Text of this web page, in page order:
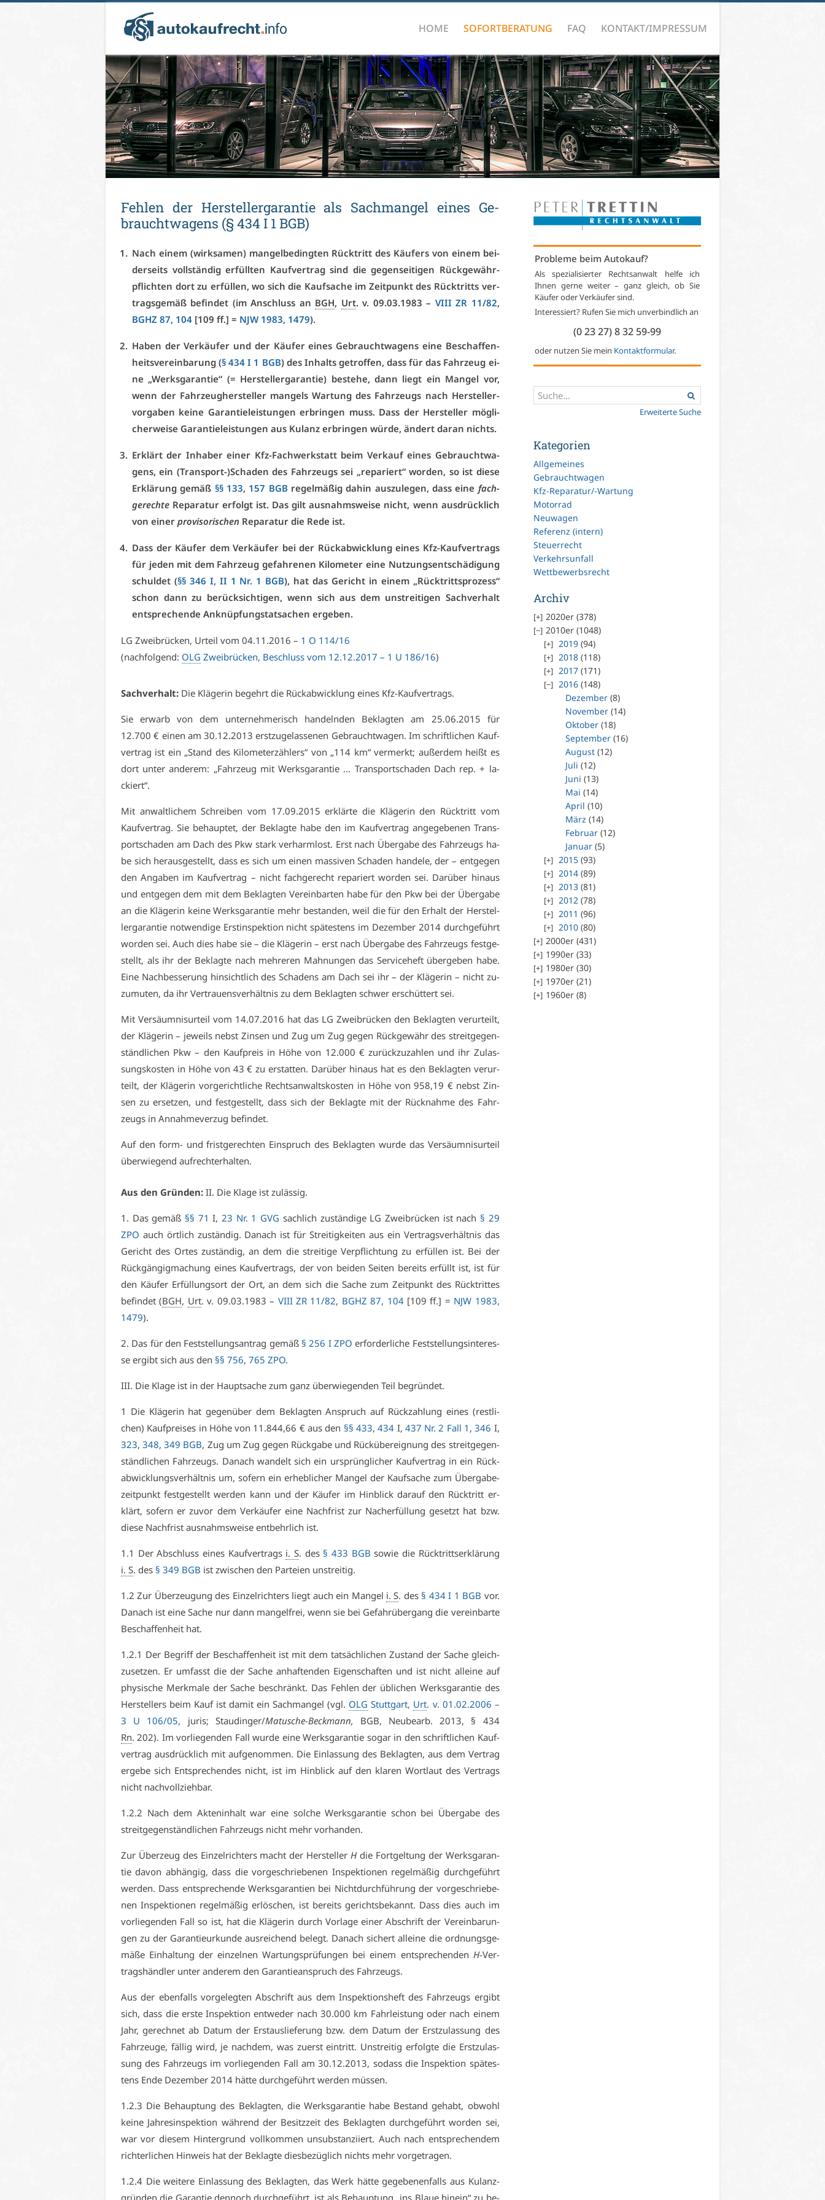
HOME SOFORTBERATUNG FAQ KONTAKT/IMPRESSUM
Feh­len der Her­stel­ler­ga­ran­tie als Sach­man­gel ei­nes Ge­
braucht­wa­gens (§ 434 I 1 BGB)
Nach ei­nem (wirk­sa­men) man­gel­be­ding­ten Rück­tritt des Käu­fers von ei­nem bei­
der­seits voll­stän­dig er­füll­ten Kauf­ver­trag sind die ge­gen­sei­ti­gen Rück­ge­währ­
pflich­ten dort zu er­fül­len, wo sich die Kauf­sa­che im Zeit­punkt des Rück­tritts ver­
trags­ge­mäß be­fin­det (im An­schluss an BGH, Urt. v. 09.03.1983 – VI­II ZR 11/82,
BGHZ 87, 104 [109 ff.] = NJW 1983, 1479).
Ha­ben der Ver­käu­fer und der Käu­fer ei­nes Ge­braucht­wa­gens ei­ne Be­schaf­fen­
heits­ver­ein­ba­rung (§ 434 I 1 BGB) des In­halts ge­trof­fen, dass für das Fahr­zeug ei­
ne „Werks­ga­ran­tie“ (= Her­stel­ler­ga­ran­tie) be­ste­he, dann liegt ein Man­gel vor,
wenn der Fahr­zeug­her­stel­ler man­gels War­tung des Fahr­zeugs nach Her­stel­ler­
vor­ga­ben kei­ne Ga­ran­tie­leis­tun­gen er­brin­gen muss. Dass der Her­stel­ler mög­li­
cher­wei­se Ga­ran­tie­leis­tun­gen aus Ku­lanz er­brin­gen wür­de, än­dert dar­an nichts.
Er­klärt der In­ha­ber ei­ner Kfz-Fach­werk­statt beim Ver­kauf ei­nes Ge­braucht­wa­
gens, ein (Trans­port-)Scha­den des Fahr­zeugs sei „re­pa­riert“ wor­den, so ist die­se
Er­klä­rung ge­mäß §§ 133, 157 BGB re­gel­mä­ßig da­hin aus­zu­le­gen, dass ei­ne fach­
ge­rech­te Re­pa­ra­tur er­folgt ist. Das gilt aus­nahms­wei­se nicht, wenn aus­drück­lich
von ei­ner pro­vi­so­ri­schen Re­pa­ra­tur die Re­de ist.
Dass der Käu­fer dem Ver­käu­fer bei der Rück­ab­wick­lung ei­nes Kfz-Kauf­ver­trags
für je­den mit dem Fahr­zeug ge­fah­re­nen Ki­lo­me­ter ei­ne Nut­zungs­ent­schä­di­gung
schul­det (§§ 346 I, II 1 Nr. 1 BGB), hat das Ge­richt in ei­nem „Rück­tritts­pro­zess“
schon dann zu be­rück­sich­ti­gen, wenn sich aus dem un­strei­ti­gen Sach­ver­halt
ent­spre­chen­de An­knüp­fungs­tat­sa­chen er­ge­ben.
LG Zwei­brü­cken, Ur­teil vom 04.11.2016 – 1 O 114/16
(nach­fol­gend: OLG Zwei­brü­cken, Be­schluss vom 12.12.2017 – 1 U 186/16)
Sach­ver­halt: Die Klä­ge­rin be­gehrt die Rück­ab­wick­lung ei­nes Kfz-Kauf­ver­trags.
Sie er­warb von dem un­ter­neh­me­risch han­deln­den Be­klag­ten am 25.06.2015 für
12.700 € ei­nen am 30.12.2013 erst­zu­ge­las­se­nen Ge­braucht­wa­gen. Im schrift­li­chen Kauf­
ver­trag ist ein „Stand des Ki­lo­me­ter­zäh­lers“ von „114 km“ ver­merkt; au­ßer­dem heißt es
dort un­ter an­de­rem: „Fahr­zeug mit Werks­ga­ran­tie … Trans­port­scha­den Dach rep. + la­
ckiert“.
Mit an­walt­li­chem Schrei­ben vom 17.09.2015 er­klär­te die Klä­ge­rin den Rück­tritt vom
Kauf­ver­trag. Sie be­haup­tet, der Be­klag­te ha­be den im Kauf­ver­trag an­ge­ge­be­nen Trans­
port­scha­den am Dach des Pkw stark ver­harm­lost. Erst nach Über­ga­be des Fahr­zeugs ha­
be sich her­aus­ge­stellt, dass es sich um ei­nen mas­si­ven Scha­den han­de­le, der – ent­ge­gen
den An­ga­ben im Kauf­ver­trag – nicht fach­ge­recht re­pa­riert wor­den sei. Dar­über hin­aus
und ent­ge­gen dem mit dem Be­klag­ten Ver­ein­bar­ten ha­be für den Pkw bei der Über­ga­be
an die Klä­ge­rin kei­ne Werks­ga­ran­tie mehr be­stan­den, weil die für den Er­halt der Her­stel­
ler­ga­ran­tie not­wen­di­ge Erst­in­spek­ti­on nicht spä­tes­tens im De­zem­ber 2014 durch­ge­führt
wor­den sei. Auch dies ha­be sie – die Klä­ge­rin – erst nach Über­ga­be des Fahr­zeugs fest­ge­
stellt, als ihr der Be­klag­te nach meh­re­ren Mah­nun­gen das Ser­vice­heft über­ge­ben ha­be.
Ei­ne Nach­bes­se­rung hin­sicht­lich des Scha­dens am Dach sei ihr – der Klä­ge­rin – nicht zu­
zu­mu­ten, da ihr Ver­trau­ens­ver­hält­nis zu dem Be­klag­ten schwer er­schüt­tert sei.
Mit Ver­säum­nis­ur­teil vom 14.07.2016 hat das LG Zwei­brü­cken den Be­klag­ten ver­ur­teilt,
der Klä­ge­rin – je­weils nebst Zin­sen und Zug um Zug ge­gen Rück­ge­währ des streit­ge­gen­
ständ­li­chen Pkw – den Kauf­preis in Hö­he von 12.000 € zu­rück­zu­zah­len und ihr Zu­las­
sungs­kos­ten in Hö­he von 43 € zu er­stat­ten. Dar­über hin­aus hat es den Be­klag­ten ver­ur­
teilt, der Klä­ge­rin vor­ge­richt­li­che Rechts­an­walts­kos­ten in Hö­he von 958,19 € nebst Zin­
sen zu er­set­zen, und fest­ge­stellt, dass sich der Be­klag­te mit der Rück­nah­me des Fahr­
zeugs in An­nah­me­ver­zug be­fin­det.
Auf den form- und frist­ge­rech­ten Ein­spruch des Be­klag­ten wur­de das Ver­säum­nis­ur­teil
über­wie­gend auf­recht­er­hal­ten.
Aus den Grün­den: II. Die Kla­ge ist zu­läs­sig.
1. Das ge­mäß §§ 71 I,23 Nr. 1 GVG sach­lich zu­stän­di­ge LG Zwei­brü­cken ist nach § 29
ZPO auch ört­lich zu­stän­dig. Da­nach ist für Strei­tig­kei­ten aus ein Ver­trags­ver­hält­nis das
Ge­richt des Or­tes zu­stän­dig, an dem die strei­ti­ge Ver­pflich­tung zu er­fül­len ist. Bei der
Rück­gän­gig­ma­chung ei­nes Kauf­ver­trags, der von bei­den Sei­ten be­reits er­füllt ist, ist für
den Käu­fer Er­fül­lungs­ort der Ort, an dem sich die Sa­che zum Zeit­punkt des Rück­trit­tes
be­fin­det (BGH, Urt. v. 09.03.1983 – VI­II ZR 11/82, BGHZ 87, 104[109 ff.] = NJW 1983,
1479).
2. Das für den Fest­stel­lungs­an­trag ge­mäß § 256 I ZPO er­for­der­li­che Fest­stel­lungs­in­ter­es­
se er­gibt sich aus den §§ 756, 765 ZPO.
III. Die Kla­ge ist in der Haupt­sa­che zum ganz über­wie­gen­den Teil be­grün­det.
1 Die Klä­ge­rin hat ge­gen­über dem Be­klag­ten An­spruch auf Rück­zah­lung ei­nes (rest­li­
chen) Kauf­prei­ses in Hö­he von 11.844,66 € aus den §§ 433,434 I, 437 Nr. 2 Fall 1 ,346 I,
323,348,349 BGB, Zug um Zug ge­gen Rück­ga­be und Rück­über­eig­nung des streit­ge­gen­
ständ­li­chen Fahr­zeugs. Da­nach wan­delt sich ein ur­sprüng­li­cher Kauf­ver­trag in ein Rück­
ab­wick­lungs­ver­hält­nis um, so­fern ein er­heb­li­cher Man­gel der Kauf­sa­che zum Über­ga­be­
zeit­punkt fest­ge­stellt wer­den kann und der Käu­fer im Hin­blick dar­auf den Rück­tritt er­
klärt, so­fern er zu­vor dem Ver­käu­fer ei­ne Nach­frist zur Nach­er­fül­lung ge­setzt hat bzw.
die­se Nach­frist aus­nahms­wei­se ent­behr­lich ist.
1.1 Der Ab­schluss ei­nes Kauf­ver­trags i. S. des § 433 BGB so­wie die Rück­tritts­er­klä­rung
i. S. des § 349 BGB ist zwi­schen den Par­tei­en un­strei­tig.
1.2 Zur Über­zeu­gung des Ein­zel­rich­ters liegt auch ein Man­gel i. S. des § 434 I 1 BGB vor.
Da­nach ist ei­ne Sa­che nur dann man­gel­frei, wenn sie bei Ge­fahr­über­gang die ver­ein­bar­te
Be­schaf­fen­heit hat.
1.2.1 Der Be­griff der Be­schaf­fen­heit ist mit dem tat­säch­li­chen Zu­stand der Sa­che gleich­
zu­set­zen. Er um­fasst die der Sa­che an­haf­ten­den Ei­gen­schaf­ten und ist nicht al­lei­ne auf
phy­si­sche Merk­ma­le der Sa­che be­schränkt. Das Feh­len der üb­li­chen Werks­ga­ran­tie des
Her­stel­lers beim Kauf ist da­mit ein Sach­man­gel (vgl. OLG Stutt­gart, Urt. v. 01.02.2006 –
3 U 106/05, ju­ris; Stau­din­ger/Ma­tu­sche-Beck­mann, BGB, Neu­be­arb. 2013, § 434
Rn. 202). Im vor­lie­gen­den Fall wur­de ei­ne Werks­ga­ran­tie so­gar in den schrift­li­chen Kauf­
ver­trag aus­drück­lich mit auf­ge­nom­men. Die Ein­las­sung des Be­klag­ten, aus dem Ver­trag
er­ge­be sich Ent­spre­chen­des nicht, ist im Hin­blick auf den kla­ren Wort­laut des Ver­trags
nicht nach­voll­zieh­bar.
1.2.2 Nach dem Ak­ten­in­halt war ei­ne sol­che Werks­ga­ran­tie schon bei Über­ga­be des
streit­ge­gen­ständ­li­chen Fahr­zeugs nicht mehr vor­han­den.
Zur Über­zeug des Ein­zel­rich­ters macht der Her­stel­lerHdie Fort­gel­tung der Werks­ga­ran­
tie da­von ab­hän­gig, dass die vor­ge­schrie­be­nen In­spek­tio­nen re­gel­mä­ßig durch­ge­führt
wer­den. Dass ent­spre­chen­de Werks­ga­ran­ti­en bei Nicht­durch­füh­rung der vor­ge­schrie­be­
nen In­spek­tio­nen re­gel­mä­ßig er­lö­schen, ist be­reits ge­richts­be­kannt. Dass dies auch im
vor­lie­gen­den Fall so ist, hat die Klä­ge­rin durch Vor­la­ge ei­ner Ab­schrift der Ver­ein­ba­run­
gen zu der Ga­ran­ti­eur­kun­de aus­rei­chend be­legt. Da­nach si­chert al­lei­ne die ord­nungs­ge­
mä­ße Ein­hal­tung der ein­zel­nen War­tungs­prü­fun­gen bei ei­nem ent­spre­chen­den H-Ver­
trags­händ­ler un­ter an­de­rem den Ga­ran­tie­an­spruch des Fahr­zeugs.
Aus der eben­falls vor­ge­leg­ten Ab­schrift aus dem In­spek­ti­ons­heft des Fahr­zeugs er­gibt
sich, dass die ers­te In­spek­ti­on ent­we­der nach 30.000 km Fahr­leis­tung oder nach ei­nem
Jahr, ge­rech­net ab Da­tum der Erst­aus­lie­fe­rung bzw. dem Da­tum der Erst­zu­las­sung des
Fahr­zeu­ge, fäl­lig wird, je nach­dem, was zu­erst ein­tritt. Un­strei­tig er­folg­te die Erst­zu­las­
sung des Fahr­zeugs im vor­lie­gen­den Fall am 30.12.2013, so­dass die In­spek­ti­on spä­tes­
tens En­de De­zem­ber 2014 hät­te durch­ge­führt wer­den müs­sen.
1.2.3 Die Be­haup­tung des Be­klag­ten, die Werks­ga­ran­tie ha­be Be­stand ge­habt, ob­wohl
kei­ne Jah­res­in­spek­ti­on wäh­rend der Be­sitz­zeit des Be­klag­ten durch­ge­führt wor­den sei,
war vor die­sem Hin­ter­grund voll­kom­men un­sub­stan­zi­iert. Auch nach ent­spre­chen­dem
rich­ter­li­chen Hin­weis hat der Be­klag­te dies­be­züg­lich nichts mehr vor­ge­tra­gen.
1.2.4 Die wei­te­re Ein­las­sung des Be­klag­ten, das Werk hät­te ge­ge­be­nen­falls aus Ku­lanz­
grün­den die Ga­ran­tie den­noch durch­ge­führt, ist als Be­haup­tung „ins Blaue hin­ein“ zu be­
Probleme beim Autokauf?
Als spezialisierter Rechtsanwalt helfe ich
Ihnen gerne weiter – ganz gleich, ob Sie
Käufer oder Verkäufer sind.
Interessiert? Rufen Sie mich unverbindlich an
(0 23 27) 8 32 59-99
oder nutzen Sie mein Kontaktformular.
Erweiterte Suche
Kategorien
Allgemeines
Gebrauchtwagen
Kfz-Reparatur/-Wartung
Motorrad
Neuwagen
Referenz (intern)
Steuerrecht
Verkehrsunfall
Wettbewerbsrecht
Archiv
2020er (378)
2010er (1048)
2019 (94)
2018 (118)
2017 (171)
2016 (148)
Dezember (8)
November (14)
Oktober (18)
September (16)
August (12)
Juli (12)
Juni (13)
Mai (14)
April (10)
März (14)
Februar (12)
Januar (5)
2015 (93)
2014 (89)
2013 (81)
2012 (78)
2011 (96)
2010 (80)
2000er (431)
1990er (33)
1980er (30)
1970er (21)
1960er (8)